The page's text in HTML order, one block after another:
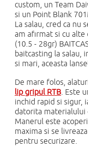
custom, un Team
si un Point Blank
La salau, cred ca nu
am afirmat si cu alte
(10.5 - 28gr)
baitcasting la salau,
si mari, aceasta
De mare folos,
lip gripul RTB. Este
inchid rapid si sigur,
datorita materialului
Manerul este
maxima si se
pentru securizare.